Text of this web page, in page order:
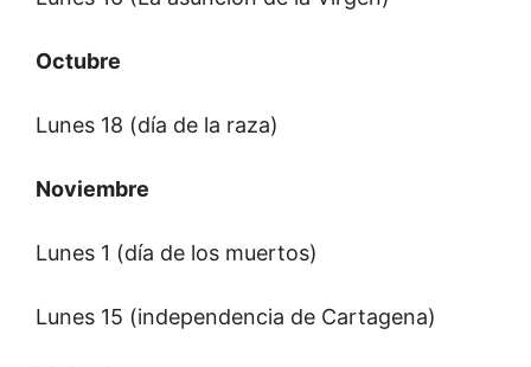
Octubre
Lunes 18 (día de la raza)
Noviembre
Lunes 1 (día de los muertos)
Lunes 15 (independencia de Cartagena)